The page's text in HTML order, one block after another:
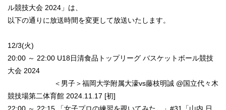
ル競技大会 2024」は、
以下の通りに放送時間を変更して放送いたします。
12/3(火)
20:00 ～ 22:00 U18日清食品トップリーグ バスケットボール競技
大会 2024
＜男子＞福岡大学附属大濠vs藤枝明誠 @国立代々木
競技場第二体育館 2024.11.17 [初]